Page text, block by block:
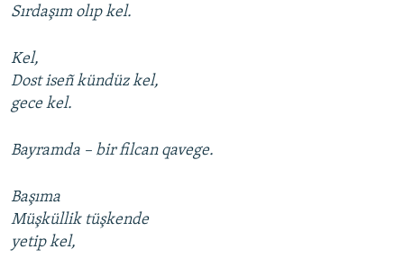
Sırdaşım olıp kel.
Kel,
Dost iseñ kündüz kel,
gece kel.
Bayramda – bir filcan qavege.
Başıma
Müşküllik tüşkende
yetip kel,